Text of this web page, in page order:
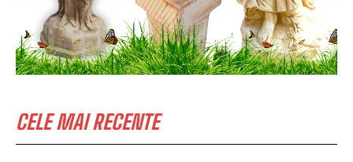
CELE MAI RECENTE